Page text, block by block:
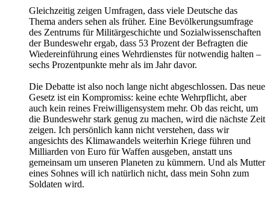
Gleichzeitig zeigen Umfragen, dass viele Deutsche das
Thema anders sehen als früher. Eine Bevölkerungsumfrage
des Zentrums für Militärgeschichte und Sozialwissenschaften
der Bundeswehr ergab, dass 53 Prozent der Befragten die
Wiedereinführung eines Wehrdienstes für notwendig halten –
sechs Prozentpunkte mehr als im Jahr davor.
Die Debatte ist also noch lange nicht abgeschlossen. Das neue
Gesetz ist ein Kompromiss: keine echte Wehrpflicht, aber
auch kein reines Freiwilligensystem mehr. Ob das reicht, um
die Bundeswehr stark genug zu machen, wird die nächste Zeit
zeigen. Ich persönlich kann nicht verstehen, dass wir
angesichts des Klimawandels weiterhin Kriege führen und
Milliarden von Euro für Waffen ausgeben, anstatt uns
gemeinsam um unseren Planeten zu kümmern. Und als Mutter
eines Sohnes will ich natürlich nicht, dass mein Sohn zum
Soldaten wird.